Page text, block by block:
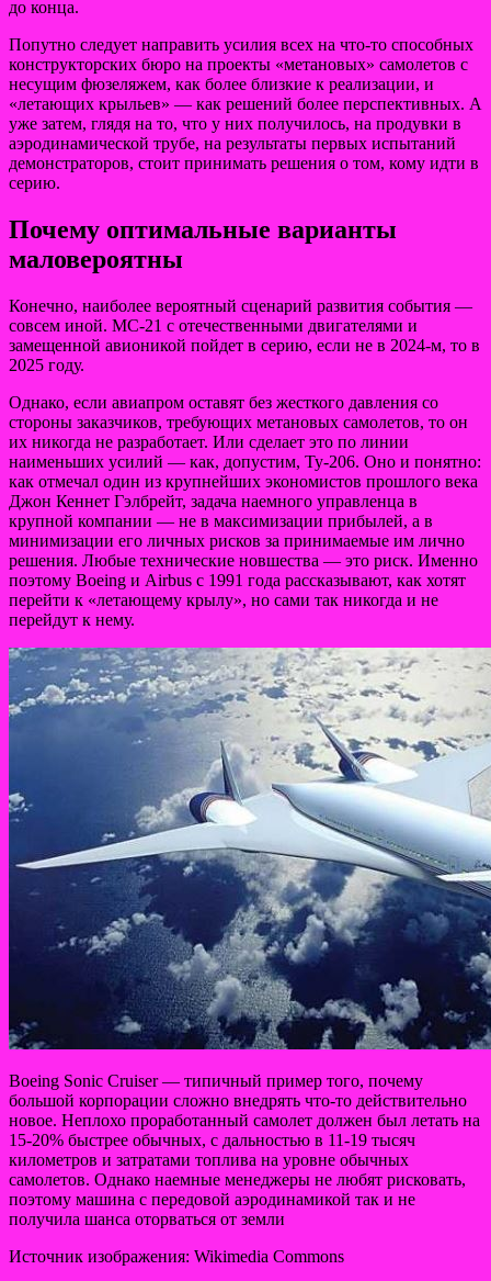
до конца.
Попутно следует направить усилия всех на что-то способных
конструкторских бюро на проекты «метановых» самолетов с
несущим фюзеляжем, как более близкие к реализации, и
«летающих крыльев» — как решений более перспективных. А
уже затем, глядя на то, что у них получилось, на продувки в
аэродинамической трубе, на результаты первых испытаний
демонстраторов, стоит принимать решения о том, кому идти в
серию.
Почему оптимальные варианты
маловероятны
Конечно, наиболее вероятный сценарий развития события —
совсем иной. МС-21 с отечественными двигателями и
замещенной авионикой пойдет в серию, если не в 2024-м, то в
2025 году.
Однако, если авиапром оставят без жесткого давления со
стороны заказчиков, требующих метановых самолетов, то он
их никогда не разработает. Или сделает это по линии
наименьших усилий — как, допустим, Ту-206. Оно и понятно:
как отмечал один из крупнейших экономистов прошлого века
Джон Кеннет Гэлбрейт, задача наемного управленца в
крупной компании — не в максимизации прибылей, а в
минимизации его личных рисков за принимаемые им лично
решения. Любые технические новшества — это риск. Именно
поэтому Boeing и Airbus с 1991 года рассказывают, как хотят
перейти к «летающему крылу», но сами так никогда и не
перейдут к нему.
Boeing Sonic Cruiser — типичный пример того, почему
большой корпорации сложно внедрять что-то действительно
новое. Неплохо проработанный самолет должен был летать на
15-20% быстрее обычных, с дальностью в 11-19 тысяч
километров и затратами топлива на уровне обычных
самолетов. Однако наемные менеджеры не любят рисковать,
поэтому машина с передовой аэродинамикой так и не
получила шанса оторваться от земли
Источник изображения: Wikimedia Commons